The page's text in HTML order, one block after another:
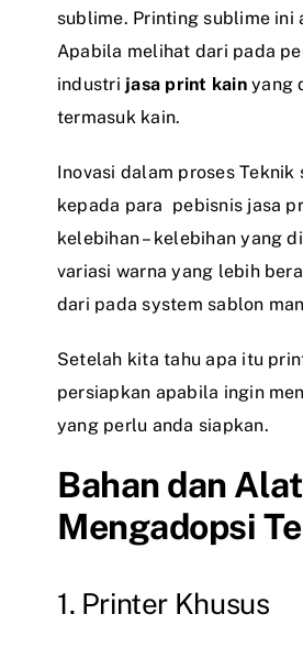
sublime. Printing sublime ini
Apabila melihat dari pada
industri jasa print kainyang
termasuk kain.
Inovasi dalam proses
kepada para pebisnis jasa
kelebihan – kelebihan yang
variasi warna yang lebih
dari pada system sablon
Setelah kita tahu apa itu
persiapkan apabila ingin
yang perlu anda siapkan.
Bahan dan
Mengadopsi
1. Printer Khusus